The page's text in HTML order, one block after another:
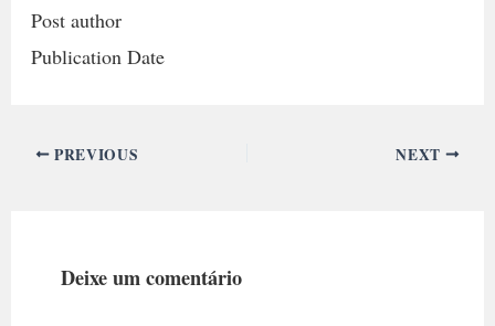
Post author
Publication Date
PREVIOUS NEXT
Deixe um comentário